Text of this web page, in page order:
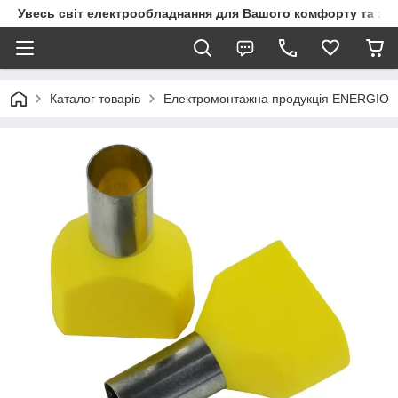
Увесь світ електрообладнання для Вашого комфорту та
Каталог товарів Електромонтажна продукція ENERGIO